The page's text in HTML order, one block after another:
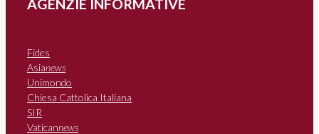
AGENZIE INFORMATIVE
Fides
Asianews
Unimondo
Chiesa Cattolica Italiana
SIR
Vaticannews